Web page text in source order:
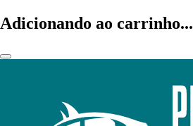
Adicionando ao carrinho...